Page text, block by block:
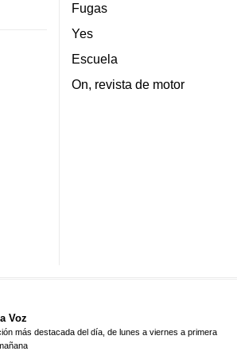
Fugas
Yes
Escuela
On, revista de motor
Voz
más destacada del día, de lunes a viernes a primera